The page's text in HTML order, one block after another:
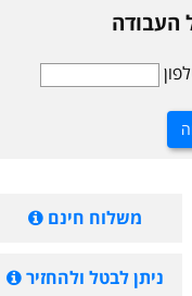
העבודה
משלוח חינם
ניתן לבטל ולהחזיר